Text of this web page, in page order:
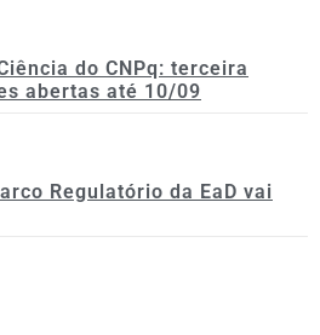
do CNPq: terceira
abertas até 10/09
Regulatório da EaD vai